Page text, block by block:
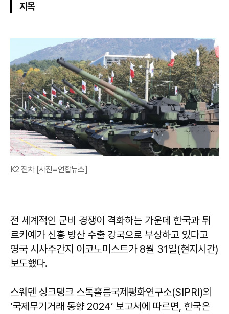
지목
K2 전차 [사진=연합뉴스]
전 세계적인 군비 경쟁이 격화하는 가운데 한국과 튀
르키예가 신흥 방산 수출 강국으로 부상하고 있다고
영국 시사주간지 이코노미스트가 8월 31일(현지시간)
보도했다.
스웨덴 싱크탱크 스톡홀름국제평화연구소(SIPRI)의
‘국제무기거래 동향 2024’ 보고서에 따르면, 한국은